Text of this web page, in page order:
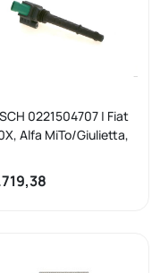
0221504707 | Fiat
Alfa MiTo/Giulietta,
Bobini